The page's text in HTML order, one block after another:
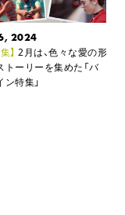
2024
】 2月は、色々な愛の形
トーリーを集めた 「バ
特集」